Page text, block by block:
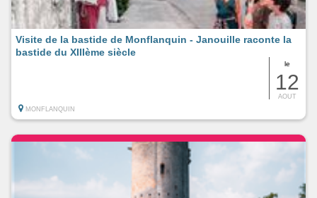
le
12
AOUT
Visite de la bastide de Monflanquin - Janouille raconte la
bastide du XIIIème siècle
MONFLANQUIN